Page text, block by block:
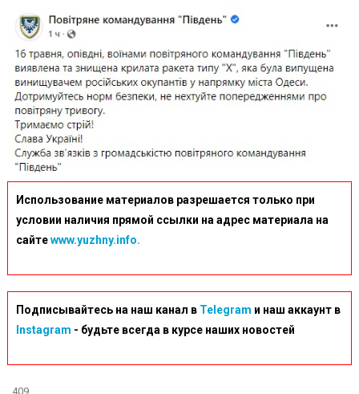
Использование материалов разрешается только при
условии наличия прямой ссылки на адрес материала на
сайтеwww.yuzhny.info.
Подписывайтесь на наш канал в Telegram и наш аккаунт в
Instagram - будьте всегда в курсе наших новостей
409